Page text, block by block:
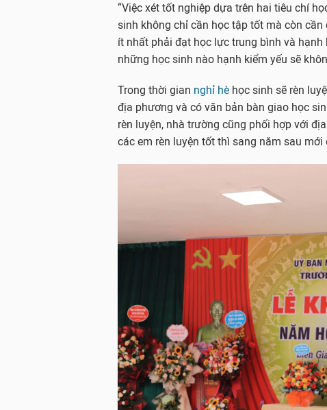
“Việc xét tốt nghiệp dựa trên hai tiêu chí
sinh không chỉ cần học tập tốt mà còn
ít nhất phải đạt học lực trung bình và
những học sinh nào hạnh kiểm yếu sẽ
Trong thời gian nghỉ hè học sinh sẽ rèn
địa phương và có văn bản bàn giao học
rèn luyện, nhà trường cũng phối hợp với
các em rèn luyện tốt thì sang năm sau mới